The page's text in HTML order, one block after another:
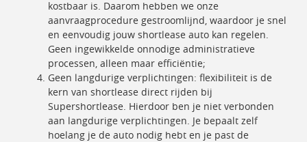
kostbaar is. Daarom hebben we onze
aanvraagprocedure gestroomlijnd, waardoor je snel
en eenvoudig jouw shortlease auto kan regelen.
Geen ingewikkelde onnodige administratieve
processen, alleen maar efficiëntie;
Geen langdurige verplichtingen: flexibiliteit is de
kern van shortlease direct rijden bij
Supershortlease. Hierdoor ben je niet verbonden
aan langdurige verplichtingen. Je bepaalt zelf
hoelang je de auto nodig hebt en je past de